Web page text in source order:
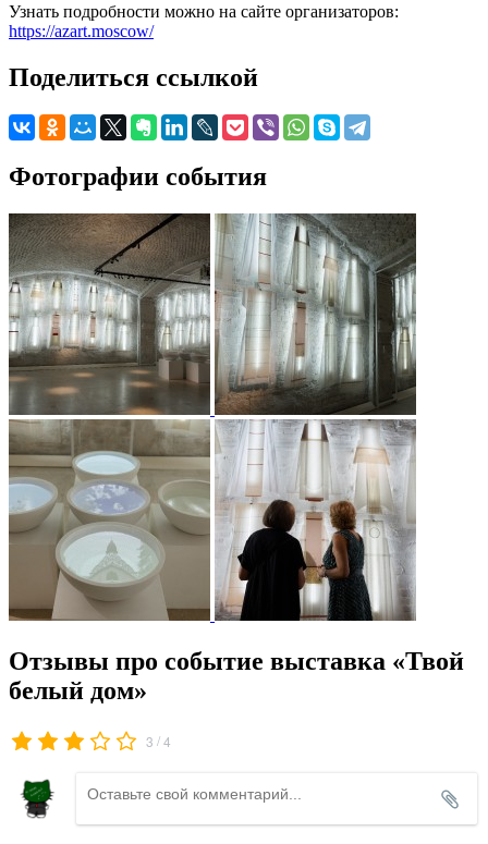
Узнать подробности можно на сайте организаторов:
https://azart.moscow/
Поделиться ссылкой
Фотографии события
Отзывы про событие выставка «Твой
белый дом»
3 /4